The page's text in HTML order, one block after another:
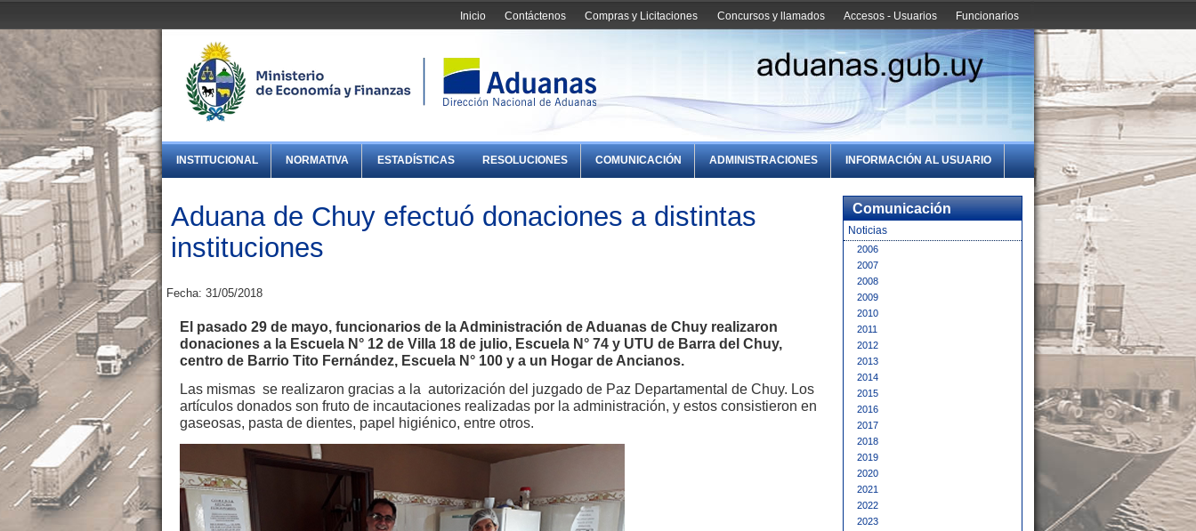
Funcionarios
Accesos - Usuarios
Concursos y llamados
Compras y Licitaciones
Contáctenos
Inicio
INSTITUCIONAL NORMATIVA ESTADÍSTICAS RESOLUCIONES COMUNICACIÓN ADMINISTRACIONES INFORMACIÓN AL USUARIO
Aduana de Chuy efectuó donaciones a distintas
instituciones
Fecha: 31/05/2018
El pasado 29 de mayo, funcionarios de la Administración de Aduanas de Chuy realizaron
donaciones a la Escuela N° 12 de Villa 18 de julio, Escuela N° 74 y UTU de Barra del Chuy,
centro de Barrio Tito Fernández, Escuela N° 100 y a un Hogar de Ancianos.
Las mismas se realizaron gracias a la autorización del juzgado de Paz Departamental de Chuy. Los
artículos donados son fruto de incautaciones realizadas por la administración, y estos consistieron en
gaseosas, pasta de dientes, papel higiénico, entre otros.
Comunicación
Noticias
2006
2007
2008
2009
2010
2011
2012
2013
2014
2015
2016
2017
2018
2019
2020
2021
2022
2023